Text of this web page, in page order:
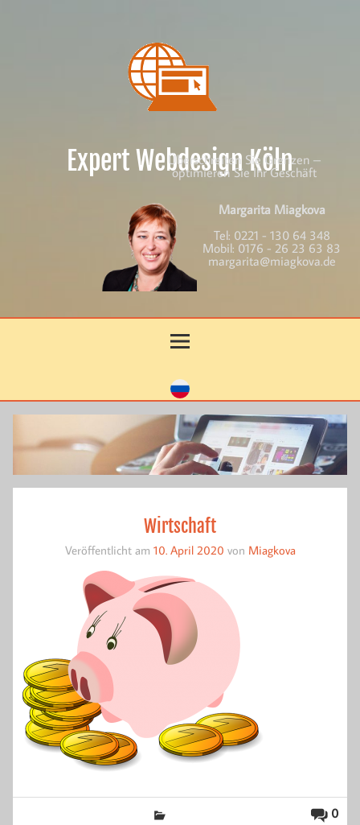
Expert Webdesign Köln
Überschreiten Sie Grenzen –
optimieren Sie Ihr Geschäft
Margarita Miagkova
Tel: 0221 - 130 64 348
Mobil: 0176 - 26 23 63 83
margarita@miagkova.de
Wirtschaft
Veröffentlicht am 10. April 2020 von Miagkova
0